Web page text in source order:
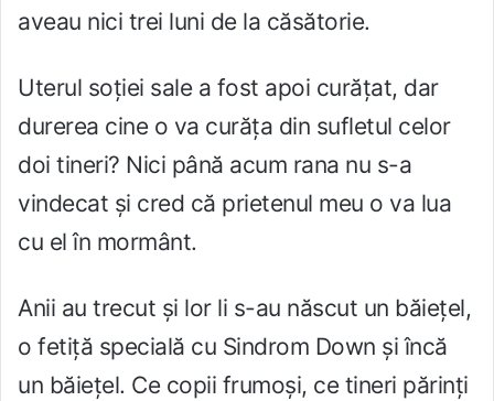
aveau nici trei luni de la căsătorie.
Uterul soției sale a fost apoi curățat, dar
durerea cine o va curăța din sufletul celor
doi tineri? Nici până acum rana nu s-a
vindecat și cred că prietenul meu o va lua
cu el în mormânt.
Anii au trecut și lor li s-au născut un băiețel,
o fetiță specială cu Sindrom Down și încă
un băiețel. Ce copii frumoși, ce tineri părinți